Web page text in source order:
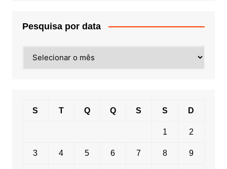
Pesquisa por data
por
S T Q Q S S D
1 2
3 4 5 6 7 8 9